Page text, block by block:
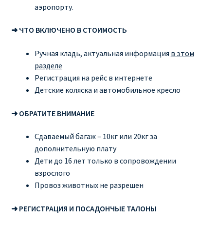
аэропорту.
➜ ЧТО ВКЛЮЧЕНО В СТОИМОСТЬ
Ручная кладь, актуальная информация в этом
разделе
Регистрация на рейс в интернете
Детские коляска и автомобильное кресло
➜ ОБРАТИТЕ ВНИМАНИЕ
Сдаваемый багаж – 10кг или 20кг за
дополнительную плату
Дети до 16 лет только в сопровождении
взрослого
Провоз животных не разрешен
➜ РЕГИСТРАЦИЯ И ПОСАДОНЧЫЕ ТАЛОНЫ